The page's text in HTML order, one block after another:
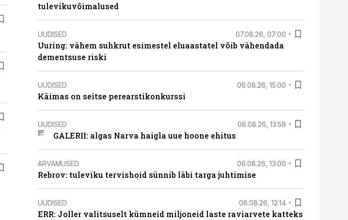
tulevikuvõimalused
UUDISED 07.08.26, 07:00
Uuring: vähem suhkrut esimestel eluaastatel võib vähendada
dementsuse riski
UUDISED 06.08.26, 15:00
Käimas on seitse perearstikonkurssi
UUDISED 06.08.26, 13:59
GALERII: algas Narva haigla uue hoone ehitus
ARVAMUSED 06.08.26, 13:00
Rebrov: tuleviku tervishoid sünnib läbi targa juhtimise
UUDISED 06.08.26, 12:14
ERR: Joller valitsuselt kümneid miljoneid laste raviarvete katteks